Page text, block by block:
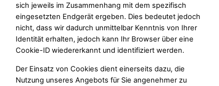
sich jeweils im Zusammenhang mit dem spezifisch
eingesetzten Endgerät ergeben. Dies bedeutet jedoch
nicht, dass wir dadurch unmittelbar Kenntnis von Ihrer
Identität erhalten, jedoch kann Ihr Browser über eine
Cookie-ID wiedererkannt und identifiziert werden.
Der Einsatz von Cookies dient einerseits dazu, die
Nutzung unseres Angebots für Sie angenehmer zu